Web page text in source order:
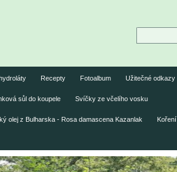
Recepty Fotoalbum Užitečné odkazy
sůl do koupele Svíčky ze včelího vosku
olej z Bulharska - Rosa damascena Kazanlak Koření